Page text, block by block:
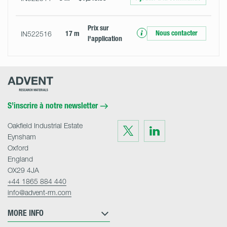
IN522516 17 m
Prix ​​sur
l'application
Nous contacter
Advent
S’inscrire à notre newsletter
Visit
us
on
Twitter
Visit
on
LinkedIn
MORE INFO
Oakfield Industrial Estate
Eynsham
Oxford
England
OX29 4JA
+44 1865 884 440
info@advent-rm.com